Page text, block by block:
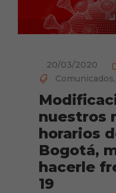
20/03/2020
Comunicados,
nuestros
horarios
Bogotá,
hacerle
19